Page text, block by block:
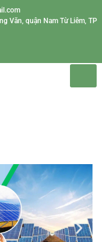
Văn, quận Nam Từ Liêm, TP